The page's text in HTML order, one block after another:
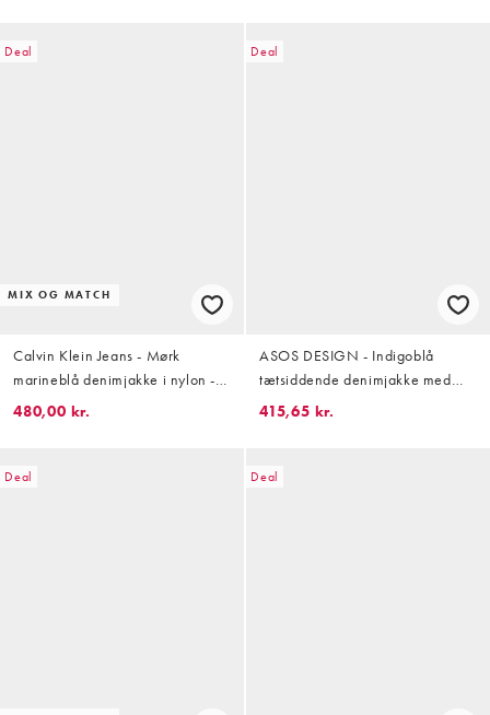
Deal
MIX OG MATCH
Calvin Klein Jeans - Mørk
marineblå denimjakke i nylon -
Del af sæt
480,00 kr.
Deal
ASOS DESIGN - Indigoblå
tætsiddende denimjakke med
ståkrave
415,65 kr.
Deal Deal